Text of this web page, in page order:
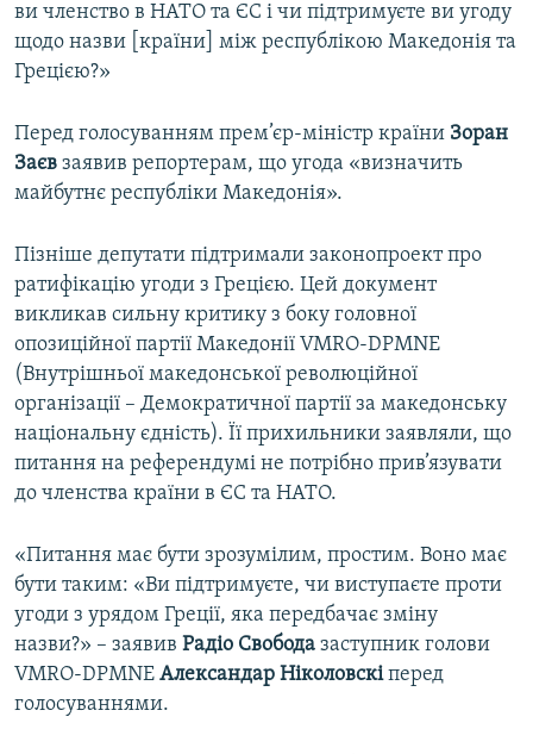
ви членство в НАТО та ЄС і чи підтримуєте ви угоду
щодо назви [країни] між республікою Македонія та
Грецією?»
Перед голосуванням прем’єр-міністр країни Зоран
Заєв заявив репортерам, що угода «визначить
майбутнє республіки Македонія».
Пізніше депутати підтримали законопроект про
ратифікацію угоди з Грецією. Цей документ
викликав сильну критику з боку головної
опозиційної партії Македонії VMRO-DPMNE
(Внутрішньої македонської революційної
організації – Демократичної партії за македонську
національну єдність). Її прихильники заявляли, що
питання на референдумі не потрібно прив’язувати
до членства країни в ЄС та НАТО.
«Питання має бути зрозумілим, простим. Воно має
бути таким: «Ви підтримуєте, чи виступаєте проти
угоди з урядом Греції, яка передбачає зміну
назви?» – заявив Радіо Свобода заступник голови
VMRO-DPMNE Александар Ніколовскіперед
голосуваннями.